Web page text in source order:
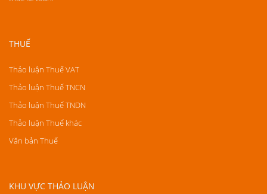
THUẾ
Thảo luận Thuế VAT
Thảo luận Thuế TNCN
Thảo luận Thuế TNDN
Thảo luận Thuế khác
Văn bản Thuế
KHU VỰC THẢO LUẬN